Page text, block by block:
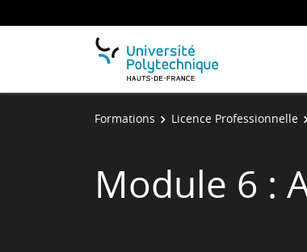
Formations Licence Professionnelle
Module 6 :